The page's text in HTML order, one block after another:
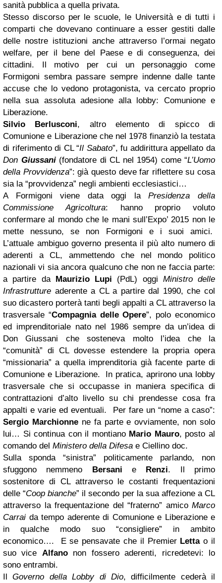
sanità pubblica a quella privata.
Stesso discorso per le scuole, le Università e di tutti i
comparti che dovevano continuare a esser gestiti dalle
delle nostre istituzioni anche attraverso l’ormai negato
welfare, per il bene del Paese e di conseguenza, dei
cittadini. Il motivo per cui un personaggio come
Formigoni sembra passare sempre indenne dalle tante
accuse che lo vedono protagonista, va cercato proprio
nella sua assoluta adesione alla lobby: Comunione e
Liberazione.
Silvio Berlusconi, altro elemento di spicco di
Comunione e Liberazione che nel 1978 finanziò la testata
di riferimento di CL “Il Sabato”, fu addirittura appellato da
Don Giussani (fondatore di CL nel 1954) come “L’Uomo
della Provvidenza”: già questo deve far riflettere su cosa
sia la “provvidenza” negli ambienti ecclesiastici…
A Formigoni viene data oggi laPresidenza della
Commissione Agricoltura: hanno proprio voluto
confermare al mondo che le mani sull’Expo’ 2015 non le
mette nessuno, se non Formigoni e i suoi amici.
L’attuale ambiguo governo presenta il più alto numero di
aderenti a CL, ammettendo che nel mondo politico
nazionali vi sia ancora qualcuno che non ne faccia parte:
a partire da Maurizio Lupi (PdL) oggi Ministro delle
Infrastrutture aderente a CL a partire dal 1990, che col
suo dicastero porterà tanti begli appalti a CL attraverso la
trasversale “Compagnia delle Opere”, polo economico
ed imprenditoriale nato nel 1986 sempre da un’idea di
Don Giussani che sosteneva molto l’idea che la
“comunità” di CL dovesse estendere la propria opera
“missionaria” a quella imprenditoria già facente parte di
Comunione e Liberazione. In pratica, aprirono una lobby
trasversale che si occupasse in maniera specifica di
contrattazioni d’alto livello su chi prendesse cosa fra
appalti e varie ed eventuali. Per fare un “nome a caso”:
Sergio Marchionne ne fa parte e ovviamente, non solo
lui… Si continua con il montiano Mario Mauro, posto al
comando del Ministero della Difesa e Ciellino doc.
Sulla sponda “sinistra” politicamente parlando, non
sfuggono nemmeno Bersanie Renzi. Il primo
sostenitore di CL attraverso le costanti frequentazioni
delle “Coop bianche” il secondo per la sua affezione a CL
attraverso la frequentazione del “fraterno” amico Marco
Carrai da tempo aderente di Comunione e Liberazione e
in qualche modo suo “consigliere” in ambito
economico…. E se pensavate che il Premier Lettao il
suo vice Alfano non fossero aderenti, ricredetevi: lo
sono entrambi.
IlGoverno della Lobby di Dio, difficilmente cederà il